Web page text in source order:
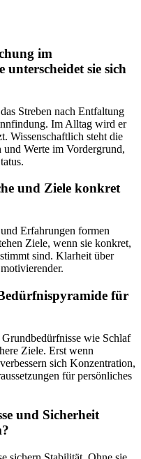
im
sie sich
Streben nach Entfaltung
Im Alltag wird er
Wissenschaftlich steht die
Werte im Vordergrund,
und Ziele konkret
Erfahrungen formen
Ziele, wenn sie konkret,
sind. Klarheit über
für
wie Schlaf
Ziele. Erst wenn
sich Konzentration,
für persönliches
und Sicherheit